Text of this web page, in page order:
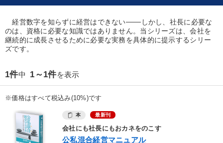
経営数字を知らずに経営はできない───しかし、社長に必要な
のは、資格に必要な知識ではありません。当シリーズは、会社を
継続的に成長させるために必要な実務を具体的に提示するシリー
ズです。
1件中 1～1件を表示
※価格はすべて税込み(10%)です
本 最新刊
会社にも社長にもおカネをのこす
公私混合経営マニュアル